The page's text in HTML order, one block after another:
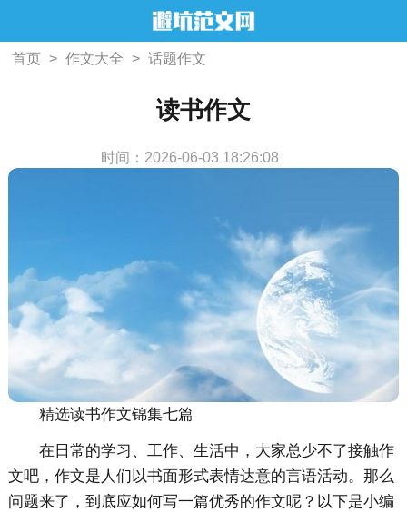
首页 > 作文大全 > 话题作文
读书作文
时间：2026-06-03 18:26:08
精选读书作文锦集七篇
在日常的学习、工作、生活中，大家总少不了接触作
文吧，作文是人们以书面形式表情达意的言语活动。那么
问题来了，到底应如何写一篇优秀的作文呢？以下是小编